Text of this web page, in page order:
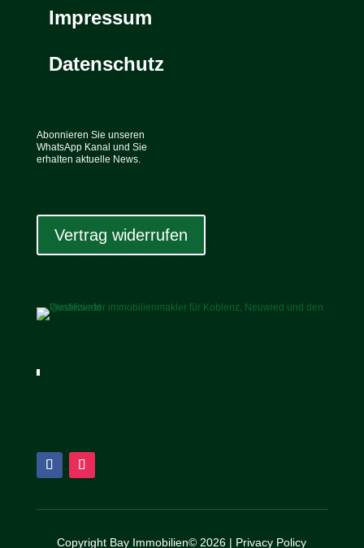
Impressum
Datenschutz
Abonnieren Sie unseren
WhatsApp Kanal und Sie
erhalten aktuelle News.
Vertrag widerrufen
Copyright Bay Immobilien© 2026 | Privacy Policy